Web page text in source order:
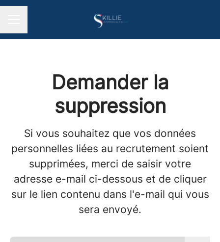
Demander la
suppression
Si vous souhaitez que vos données
personnelles liées au recrutement soient
supprimées, merci de saisir votre
adresse e-mail ci-dessous et de cliquer
sur le lien contenu dans l'e-mail qui vous
sera envoyé.